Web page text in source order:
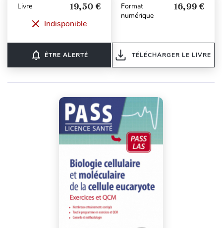
Livre 19,50 €
Indisponible
notifications_none ÊTRE ALERTÉ
Format
numérique
16,99 €
TÉLÉCHARGER LE LIVRE